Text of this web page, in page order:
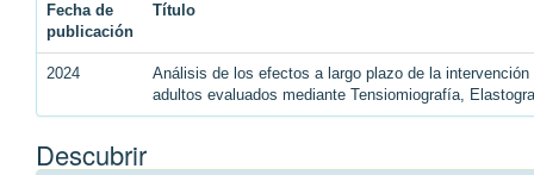
Fecha de
publicación
Título
2024
Análisis de los efectos a largo plazo de la
adultos evaluados mediante Tensiomiografía,
Descubrir